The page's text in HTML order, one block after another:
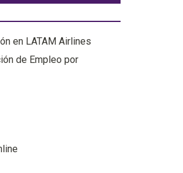
en LATAM Airlines
de Empleo por